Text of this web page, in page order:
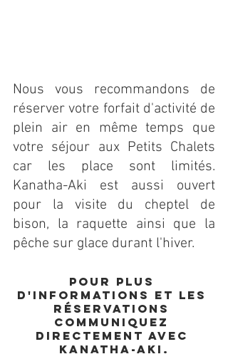
Nous vous recommandons de
réserver votre forfait d'activité de
plein air en même temps que
votre séjour aux Petits Chalets
car les place sont limités.
Kanatha-Aki est aussi ouvert
pour la visite du cheptel de
bison, la raquette ainsi que la
pêche sur glace durant l'hiver.
Pour plus
d'informations et les
réservations
communiquez
directement avec
Kanatha-Aki.